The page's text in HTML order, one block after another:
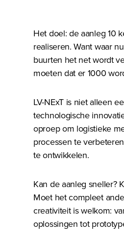
Het doel: de aanleg 10
realiseren. Want waar
buurten het net wordt
moeten dat er 1000
LV-NExT is niet alleen
technologische
oproep om logistieke
processen te
te ontwikkelen.
Kan de aanleg sneller?
Moet het compleet
creativiteit is welkom:
oplossingen tot